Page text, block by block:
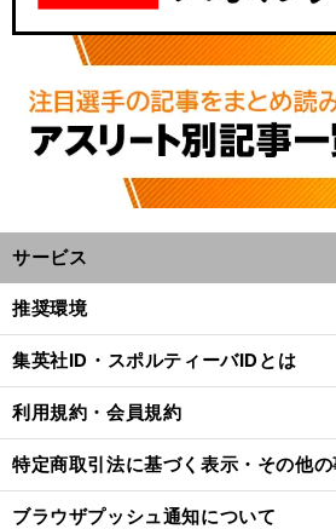
サービス
推奨環境
集英社ID・スポルティーバIDとは
利用規約・会員規約
特定商取引法に基づく表示・その他
ブラウザプッシュ通知について